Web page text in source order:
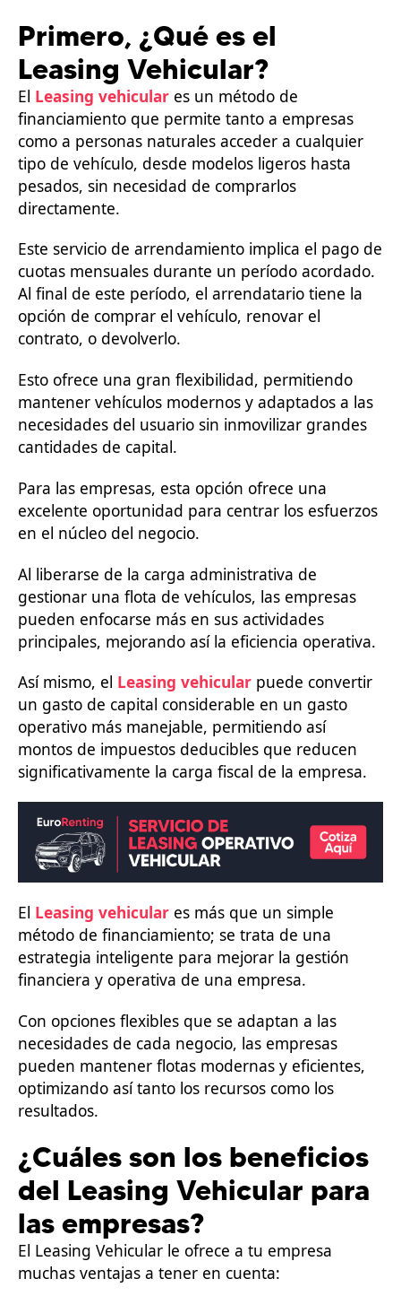
Primero, ¿Qué es el
Leasing Vehicular?
El Leasing vehiculares un método de
financiamiento que permite tanto a empresas
como a personas naturales acceder a cualquier
tipo de vehículo, desde modelos ligeros hasta
pesados, sin necesidad de comprarlos
directamente.
Este servicio de arrendamiento implica el pago de
cuotas mensuales durante un período acordado.
Al final de este período, el arrendatario tiene la
opción de comprar el vehículo, renovar el
contrato, o devolverlo.
Esto ofrece una gran flexibilidad, permitiendo
mantener vehículos modernos y adaptados a las
necesidades del usuario sin inmovilizar grandes
cantidades de capital.
Para las empresas, esta opción ofrece una
excelente oportunidad para centrar los esfuerzos
en el núcleo del negocio.
Al liberarse de la carga administrativa de
gestionar una flota de vehículos, las empresas
pueden enfocarse más en sus actividades
principales, mejorando así la eficiencia operativa.
Así mismo, el Leasing vehicularpuede convertir
un gasto de capital considerable en un gasto
operativo más manejable, permitiendo así
montos de impuestos deducibles que reducen
significativamente la carga fiscal de la empresa.
El Leasing vehiculares más que un simple
método de financiamiento; se trata de una
estrategia inteligente para mejorar la gestión
financiera y operativa de una empresa.
Con opciones flexibles que se adaptan a las
necesidades de cada negocio, las empresas
pueden mantener flotas modernas y eficientes,
optimizando así tanto los recursos como los
resultados.
¿Cuáles son los beneficios
del Leasing Vehicular para
las empresas?
El Leasing Vehicular le ofrece a tu empresa
muchas ventajas a tener en cuenta: